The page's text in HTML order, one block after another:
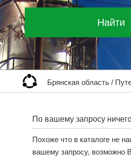
Найти
Брянская область /
По вашему запросу
Похоже что в каталоге не
вашему запросу, возможно